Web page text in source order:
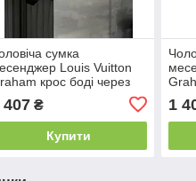
сумка
Louis Vuitton
крос боді через
сірий картатий Луї
407₴
Купити
1